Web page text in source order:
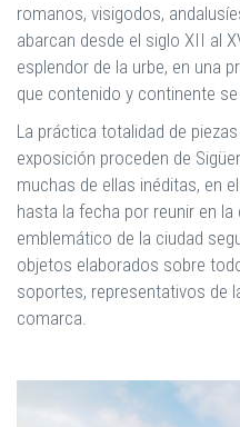
romanos, visigodos,
abarcan desde el siglo XII al
esplendor de la urbe, en una
que contenido y continente se
La práctica totalidad de
exposición proceden de
muchas de ellas inéditas, en
hasta la fecha por reunir en
emblemático de la ciudad
objetos elaborados sobre
soportes, representativos de
comarca.